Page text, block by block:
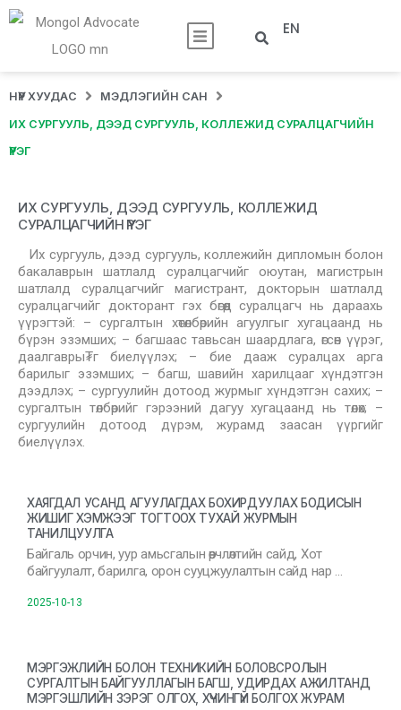
EN
НҮҮР ХУУДАС МЭДЛЭГИЙН САН
ИХ СУРГУУЛЬ, ДЭЭД СУРГУУЛЬ, КОЛЛЕЖИД СУРАЛЦАГЧИЙН
ҮҮРЭГ
ИХ СУРГУУЛЬ, ДЭЭД СУРГУУЛЬ, КОЛЛЕЖИД
СУРАЛЦАГЧИЙН ҮҮРЭГ
Их сургууль, дээд сургууль, коллежийн дипломын болон
бакалаврын шатлалд суралцагчийг оюутан, магистрын
шатлалд суралцагчийг магистрант, докторын шатлалд
суралцагчийг докторант гэх бөгөөд суралцагч нь дараахь
үүрэгтэй: – сургалтын хөтөлбөрийн агуулгыг хугацаанд нь
бүрэн эзэмших; – багшаас тавьсан шаардлага, өгсөн үүрэг,
даалгавры₮г биелүүлэх; – бие дааж суралцах арга
барилыг эзэмших; – багш, шавийн харилцааг хүндэтгэн
дээдлэх; – сургуулийн дотоод журмыг хүндэтгэн сахих; –
сургалтын төлбөрийг гэрээний дагуу хугацаанд нь төлөх; –
сургуулийн дотоод дүрэм, журамд заасан үүргийг
биелүүлэх.
ХАЯГДАЛ УСАНД АГУУЛАГДАХ БОХИРДУУЛАХ БОДИСЫН
ЖИШИГ ХЭМЖЭЭГ ТОГТООХ ТУХАЙ ЖУРМЫН
ТАНИЛЦУУЛГА
Байгаль орчин, уур амьсгалын өөрчлөлтийн сайд, Хот
байгуулалт, барилга, орон сууцжуулалтын сайд нар …
2025-10-13
МЭРГЭЖЛИЙН БОЛОН ТЕХНИКИЙН БОЛОВСРОЛЫН
СУРГАЛТЫН БАЙГУУЛЛАГЫН БАГШ, УДИРДАХ АЖИЛТАНД
МЭРГЭШЛИЙН ЗЭРЭГ ОЛГОХ, ХҮЧИНГҮЙ БОЛГОХ ЖУРАМ